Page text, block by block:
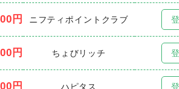
円
円
円